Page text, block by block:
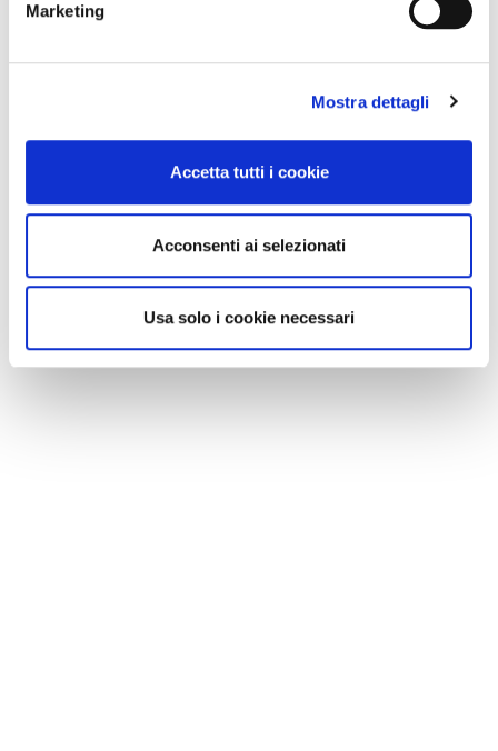
Marketing
Mostra dettagli
Accetta tutti i cookie
Acconsenti ai selezionati
Usa solo i cookie necessari